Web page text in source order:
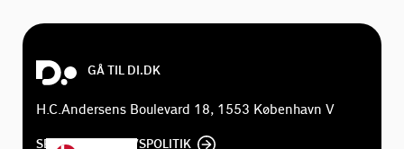
GÅ TIL DI.DK
H.C.Andersens Boulevard 18, 1553 København V
SE DI'S PRIVATLIVSPOLITIK